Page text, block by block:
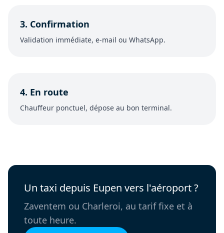
3. Confirmation
Validation immédiate, e-mail ou WhatsApp.
4. En route
Chauffeur ponctuel, dépose au bon terminal.
Un taxi depuis Eupen vers l'aéroport ?
Zaventem ou Charleroi, au tarif fixe et à
toute heure.